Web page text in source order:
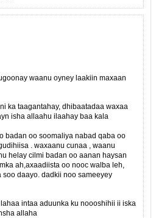
waanu oyney laakiin maxaan
ka taagantahay, dhibaatadaa waxaa
isha allaahu ilaahay baa kala
badan oo soomaliya nabad qaba oo
. waxaanu cunaa , waanu
helay cilmi badan oo aanan haysan
ah,axaadiista oo nooc walba leh,
daayo. dadkii noo sameeyey
intaa aduunka ku noooshihii ii iska
allaha